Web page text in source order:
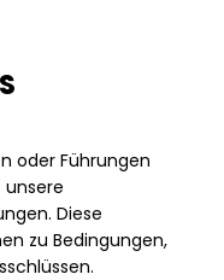
oder Führungen
Diese
zu Bedingungen,